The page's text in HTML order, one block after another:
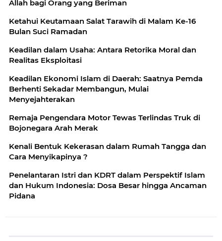
Allah bagi Orang yang Beriman
Ketahui Keutamaan Salat Tarawih di Malam Ke-16
Bulan Suci Ramadan
Keadilan dalam Usaha: Antara Retorika Moral dan
Realitas Eksploitasi
Keadilan Ekonomi Islam di Daerah: Saatnya Pemda
Berhenti Sekadar Membangun, Mulai
Menyejahterakan
Remaja Pengendara Motor Tewas Terlindas Truk di
Bojonegara Arah Merak
Kenali Bentuk Kekerasan dalam Rumah Tangga dan
Cara Menyikapinya ?
Penelantaran Istri dan KDRT dalam Perspektif Islam
dan Hukum Indonesia: Dosa Besar hingga Ancaman
Pidana